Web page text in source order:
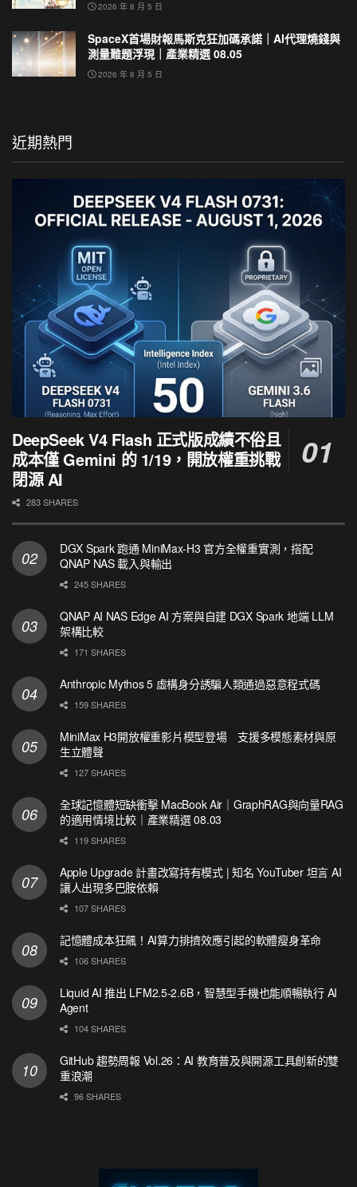
2026 年 8 月 5 日
SpaceX首場財報馬斯克狂加碼承諾｜AI代理燒錢與
測量難題浮現｜產業精選 08.05
2026 年 8 月 5 日
近期熱門
DeepSeek V4 Flash 正式版成績不俗且
成本僅 Gemini 的 1/19，開放權重挑戰
閉源 AI
283 SHARES
DGX Spark 跑通 MiniMax-H3 官方全權重實測，搭配
QNAP NAS 載入與輸出
245 SHARES
QNAP AI NAS Edge AI 方案與自建 DGX Spark 地端 LLM
架構比較
171 SHARES
Anthropic Mythos 5 虛構身分誘騙人類通過惡意程式碼
159 SHARES
MiniMax H3開放權重影片模型登場 支援多模態素材與原
生立體聲
127 SHARES
全球記憶體短缺衝擊 MacBook Air｜GraphRAG與向量RAG
的適用情境比較｜產業精選 08.03
119 SHARES
Apple Upgrade 計畫改寫持有模式 | 知名 YouTuber 坦言 AI
讓人出現多巴胺依賴
107 SHARES
記憶體成本狂飆！AI算力排擠效應引起的軟體瘦身革命
106 SHARES
Liquid AI 推出 LFM2.5-2.6B，智慧型手機也能順暢執行 AI
Agent
104 SHARES
GitHub 趨勢周報 Vol.26：AI 教育普及與開源工具創新的雙
重浪潮
96 SHARES